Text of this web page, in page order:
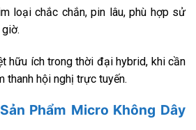
loại chắc chắn, pin lâu, phù hợp sử
hữu ích trong thời đại hybrid, khi cần
thanh hội nghị trực tuyến.
Phẩm Micro Không Dây